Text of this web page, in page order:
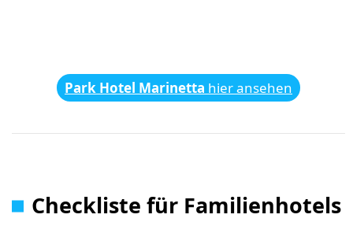
Park Hotel Marinetta hier ansehen
Checkliste für Familienhotels